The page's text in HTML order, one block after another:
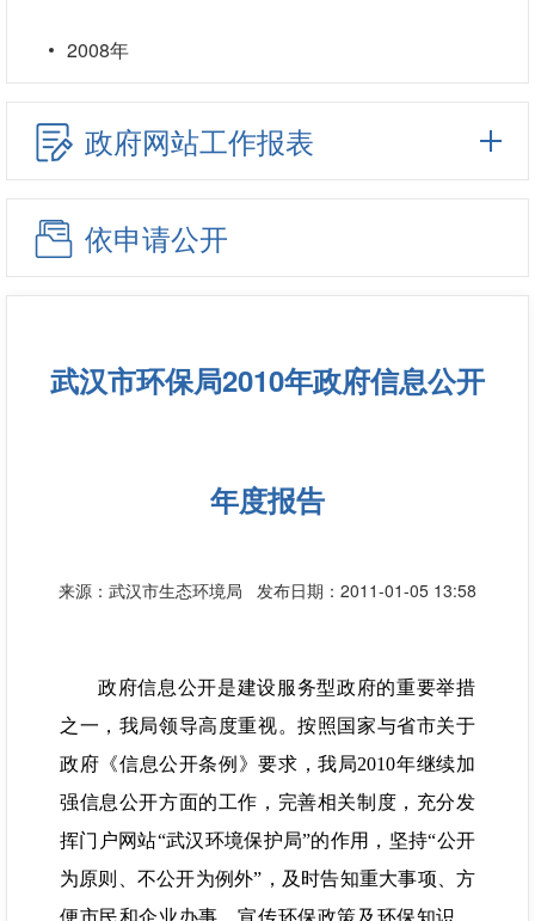
2008年
政府网站工作报表
依申请公开
武汉市环保局2010年政府信息公开
年度报告
来源：武汉市生态环境局 发布日期：2011-01-05 13:58
政府信息公开是建设服务型政府的重要举措
之一，我局领导高度重视。按照国家与省市关于
政府《信息公开条例》要求，我局2010年继续加
强信息公开方面的工作，完善相关制度，充分发
挥门户网站“武汉环境保护局”的作用，坚持“公开
为原则、不公开为例外”，及时告知重大事项、方
便市民和企业办事、宣传环保政策及环保知识，